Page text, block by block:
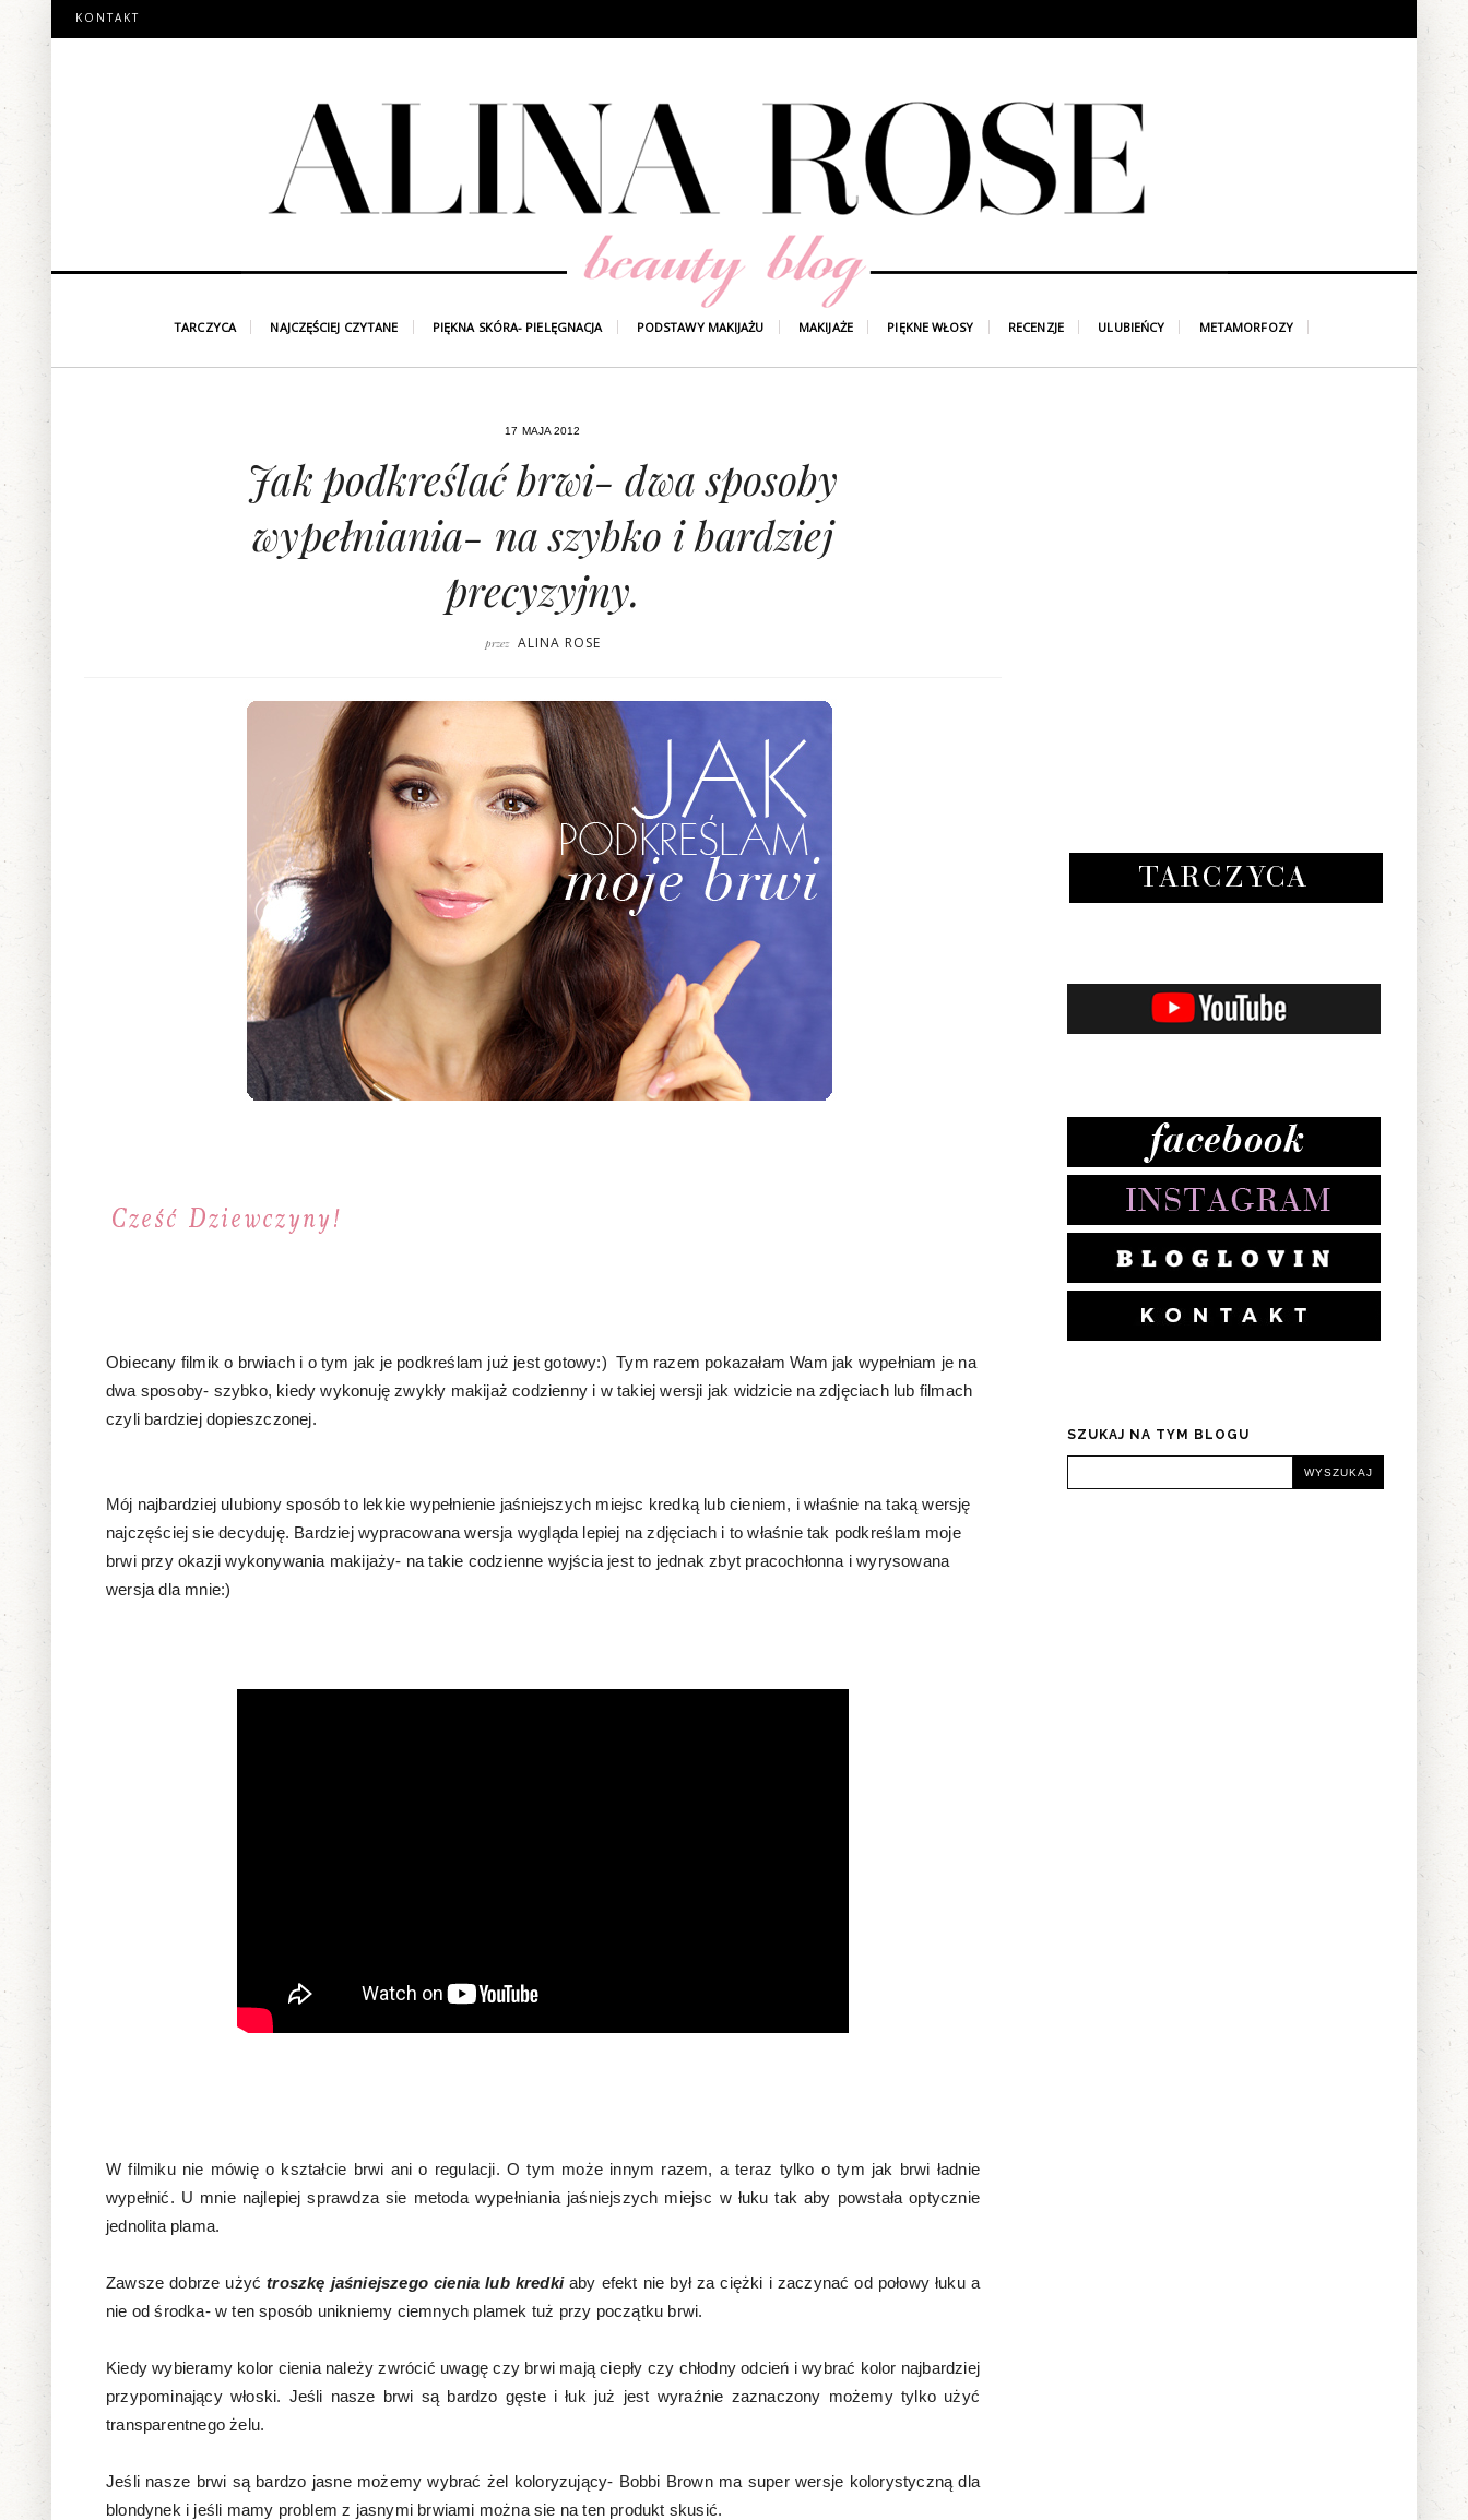
KONTAKT
TARCZYCA NAJCZĘŚCIEJ CZYTANE PIĘKNA SKÓRA- PIELĘGNACJA PODSTAWY MAKIJAŻU MAKIJAŻE PIĘKNE WŁOSY RECENZJE ULUBIEŃCY METAMORFOZY
17 MAJA 2012
Jak podkreślać brwi- dwa sposoby
wypełniania- na szybko i bardziej
precyzyjny.
przez ALINA ROSE
Obiecany filmik o brwiach i o tym jak je podkreślam już jest gotowy:) Tym razem pokazałam Wam jak wypełniam je na
dwa sposoby- szybko, kiedy wykonuję zwykły makijaż codzienny i w takiej wersji jak widzicie na zdjęciach lub filmach
czyli bardziej dopieszczonej.
Mój najbardziej ulubiony sposób to lekkie wypełnienie jaśniejszych miejsc kredką lub cieniem, i właśnie na taką wersję
najczęściej sie decyduję. Bardziej wypracowana wersja wygląda lepiej na zdjęciach i to właśnie tak podkreślam moje
brwi przy okazji wykonywania makijaży- na takie codzienne wyjścia jest to jednak zbyt pracochłonna i wyrysowana
wersja dla mnie:)
W filmiku nie mówię o kształcie brwi ani o regulacji. O tym może innym razem, a teraz tylko o tym jak brwi ładnie
wypełnić. U mnie najlepiej sprawdza sie metoda wypełniania jaśniejszych miejsc w łuku tak aby powstała optycznie
jednolita plama.
Zawsze dobrze użyć troszkę jaśniejszego cienia lub kredkiaby efekt nie był za ciężki i zaczynać od połowy łuku a
nie od środka- w ten sposób unikniemy ciemnych plamek tuż przy początku brwi.
Kiedy wybieramy kolor cienia należy zwrócić uwagę czy brwi mają ciepły czy chłodny odcień i wybrać kolor najbardziej
przypominający włoski. Jeśli nasze brwi są bardzo gęste i łuk już jest wyraźnie zaznaczony możemy tylko użyć
transparentnego żelu.
Jeśli nasze brwi są bardzo jasne możemy wybrać żel koloryzujący- Bobbi Brown ma super wersje kolorystyczną dla
blondynek i jeśli mamy problem z jasnymi brwiami można sie na ten produkt skusić.
SZUKAJ NA TYM BLOGU